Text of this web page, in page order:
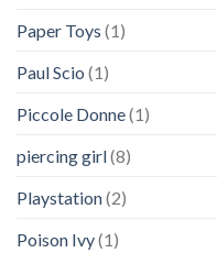
Paper Toys (1)
Paul Scio (1)
Piccole Donne(1)
piercing girl(8)
Playstation(2)
Poison Ivy(1)